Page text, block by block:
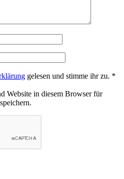
gelesen und stimme ihr zu. *
Website in diesem Browser für